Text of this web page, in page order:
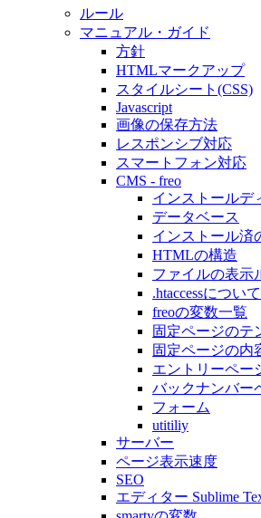
ルール
マニュアル・ガイド
方針
HTMLマークアップ
スタイルシート(CSS)
Javascript
画像の保存方法
レスポンシブ対応
スマートフォン対応
CMS - freo
インストールデ
データベース
インストール済
HTMLの構造
ファイルの表示
.htaccessについて
freoの変数一覧
固定ページのテ
固定ページの内
エントリーペー
バックナンバー
フォーム
utitiliy
サーバー
ページ表示速度
SEO
エディター Sublime